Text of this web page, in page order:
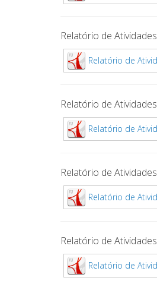
Relatório de
Relatório de
Relatório de
Relatório de
Relatório de
Relatório de
Relatório de
Relatório de